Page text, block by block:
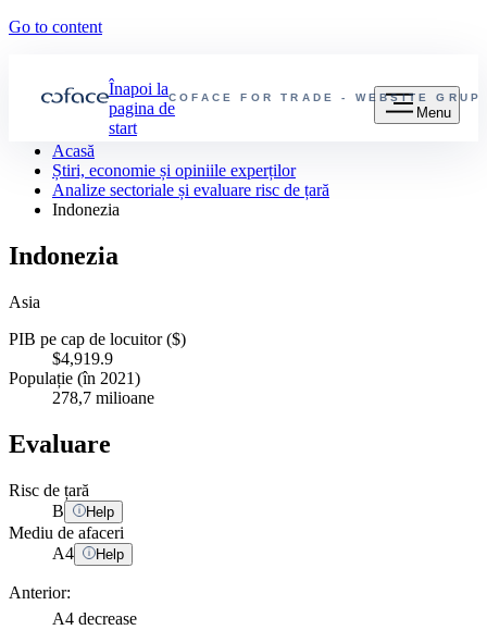
Go to content
COFACE FOR TRADE - WEBSITE GRUP
Înapoi la
pagina de
start
Menu
Acasă
Știri, economie și opiniile experților
Analize sectoriale și evaluare risc de țară
Indonezia
Indonezia
Asia
PIB pe cap de locuitor ($)
$4,919.9
Populație (în 2021)
278,7 milioane
Evaluare
Risc de țară
B
Help
Mediu de afaceri
A4 Help
Anterior:
A4 decrease